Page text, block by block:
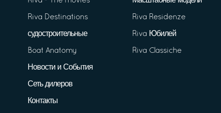
Riva Destinations
судостроительные
Boat Anatomy
Новости и События
Сеть дилеров
Контакты
Riva Residenze
Riva Юбилей
Riva Classiche